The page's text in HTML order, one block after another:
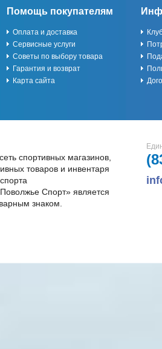
Помощь покупателям
Оплата и доставка
Сервисные услуги
Советы по выбору товара
Гарантия и возврат
Карта сайта
спортивных магазинов,
товаров и инвентаря
Спорт» является
знаком.